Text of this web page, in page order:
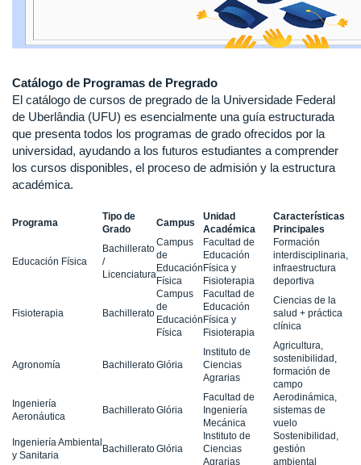
Catálogo de Programas de Pregrado
El catálogo de cursos de pregrado de la Universidade Federal
de Uberlândia (UFU) es esencialmente una guía estructurada
que presenta todos los programas de grado ofrecidos por la
universidad, ayudando a los futuros estudiantes a comprender
los cursos disponibles, el proceso de admisión y la estructura
académica.
Programa
Tipo de
Grado
Campus
Unidad
Académica
Características
Principales
Educación Física
Bachillerato
/
Licenciatura
Campus
de
Educación
Física
Facultad de
Educación
Física y
Fisioterapia
Formación
interdisciplinaria,
infraestructura
deportiva
Fisioterapia Bachillerato
Campus
de
Educación
Física
Facultad de
Educación
Física y
Fisioterapia
Ciencias de la
salud + práctica
clínica
Agronomía BachilleratoGlória
Instituto de
Ciencias
Agrarias
Agricultura,
sostenibilidad,
formación de
campo
Ingeniería
Aeronáutica
BachilleratoGlória
Facultad de
Ingeniería
Mecánica
Aerodinámica,
sistemas de
vuelo
Ingeniería Ambiental
y Sanitaria
BachilleratoGlória
Instituto de
Ciencias
Agrarias
Sostenibilidad,
gestión
ambiental